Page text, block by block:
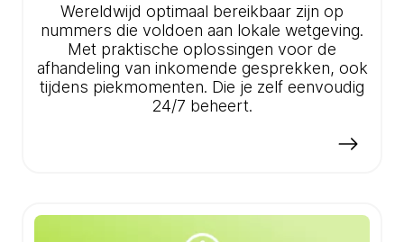
Wereldwijd optimaal bereikbaar zijn op
nummers die voldoen aan lokale wetgeving.
Met praktische oplossingen voor de
afhandeling van inkomende gesprekken, ook
tijdens piekmomenten. Die je zelf eenvoudig
24/7 beheert.